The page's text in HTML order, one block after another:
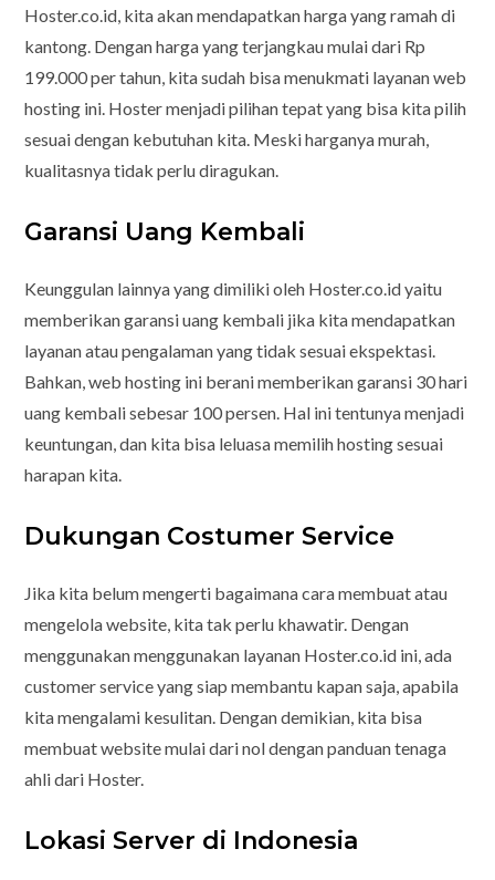
Hoster.co.id, kita akan mendapatkan harga yang ramah di
kantong. Dengan harga yang terjangkau mulai dari Rp
199.000 per tahun, kita sudah bisa menukmati layanan web
hosting ini. Hoster menjadi pilihan tepat yang bisa kita pilih
sesuai dengan kebutuhan kita. Meski harganya murah,
kualitasnya tidak perlu diragukan.
Garansi Uang Kembali
Keunggulan lainnya yang dimiliki oleh Hoster.co.id yaitu
memberikan garansi uang kembali jika kita mendapatkan
layanan atau pengalaman yang tidak sesuai ekspektasi.
Bahkan, web hosting ini berani memberikan garansi 30 hari
uang kembali sebesar 100 persen. Hal ini tentunya menjadi
keuntungan, dan kita bisa leluasa memilih hosting sesuai
harapan kita.
Dukungan Costumer Service
Jika kita belum mengerti bagaimana cara membuat atau
mengelola website, kita tak perlu khawatir. Dengan
menggunakan menggunakan layanan Hoster.co.id ini, ada
customer service yang siap membantu kapan saja, apabila
kita mengalami kesulitan. Dengan demikian, kita bisa
membuat website mulai dari nol dengan panduan tenaga
ahli dari Hoster.
Lokasi Server di Indonesia